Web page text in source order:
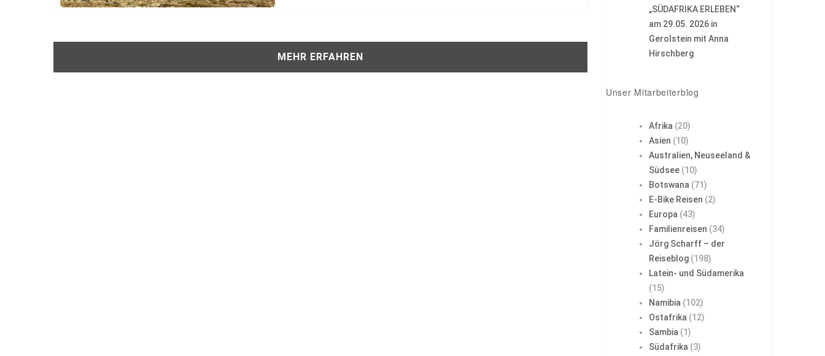
MEHR ERFAHREN
„SÜDAFRIKA ERLEBEN“
am 29.05. 2026 in
Gerolstein mit Anna
Hirschberg
Unser Mitarbeiterblog
Afrika (20)
Asien (10)
Australien, Neuseeland &
Südsee (10)
Botswana (71)
E-Bike Reisen (2)
Europa (43)
Familienreisen (34)
Jörg Scharff – der
Reiseblog (198)
Latein- und Südamerika
(15)
Namibia (102)
Ostafrika (12)
Sambia (1)
Südafrika (3)